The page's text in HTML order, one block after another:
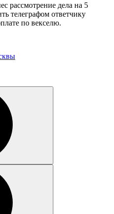
рассмотрение дела на 5
телеграфом ответчику
по векселю.